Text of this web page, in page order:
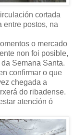
cortada
entre postos, na
o mercado
non foi posible,
Semana Santa.
confirmar o que
chegada a
do ribadense.
atención ó